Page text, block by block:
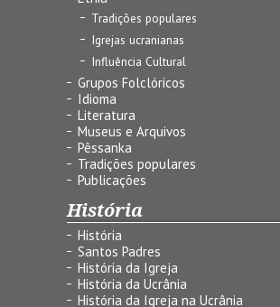
Tradições populares
Igrejas ucranianas
Influência Cultural
Grupos Folclóricos
Idioma
Literatura
Museus e Arquivos
Pêssanka
Tradições populares
Publicações
História
História
Santos Padres
História da Igreja
História da Ucrânia
História da Igreja na Ucrânia